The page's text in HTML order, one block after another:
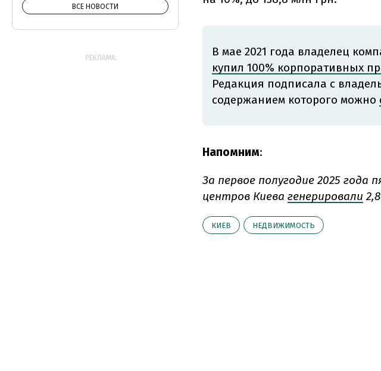
В мае 2021 года владелец
купил 100% корпоративных
Редакция подписала с
содержанием которого можно
Напомним:
За первое полугодие 2025
центров Киева генерировали
КИЕВ НЕДВИЖИМОСТЬ
ВСЕ НОВОСТИ
РЕКЛАМА: